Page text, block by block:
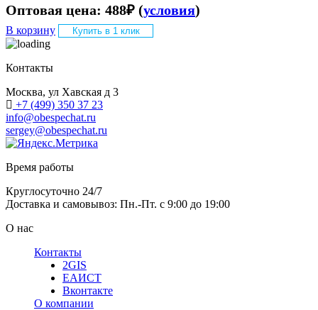
Оптовая цена: 488₽ (условия)
В корзину Купить в 1 клик
Контакты
Москва, ул Хавская д 3
+7 (499) 350 37 23
info@obespechat.ru
sergey@obespechat.ru
Время работы
Круглосуточно 24/7
Доставка и самовывоз: Пн.-Пт. с 9:00 до 19:00
О нас
Контакты
2GIS
ЕАИСТ
Вконтакте
О компании